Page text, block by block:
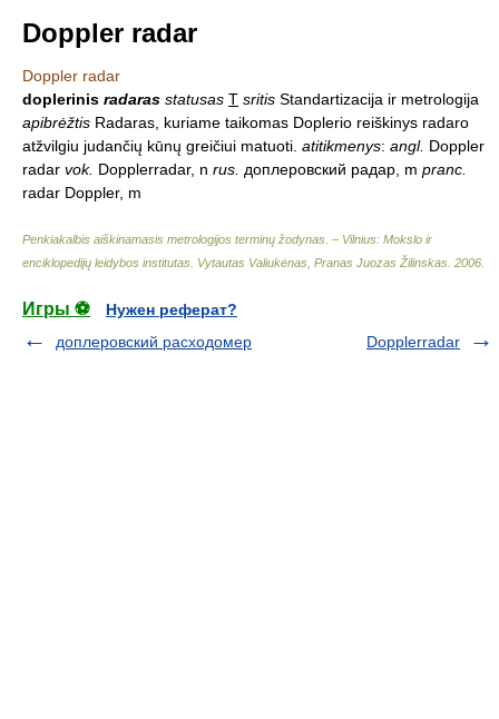
Doppler radar
Doppler radar
doplerinis radaras statusas T sritis Standartizacija ir metrologija
apibrėžtis Radaras, kuriame taikomas Doplerio reiškinys radaro
atžvilgiu judančių kūnų greičiui matuoti. atitikmenys: angl. Doppler
radar vok. Dopplerradar, n rus. доплеровский радар, m pranc.
radar Doppler, m
Penkiakalbis aiškinamasis metrologijos terminų žodynas. – Vilnius: Mokslo ir
enciklopedijų leidybos institutas Vytautas Valiukėnas, Pranas Juozas Žilinskas 2006
Игры ⚽
Нужен реферат?
доплеровский расходомер
Dopplerradar